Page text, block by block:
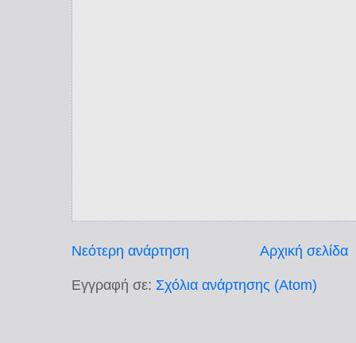
Νεότερη ανάρτηση Αρχική σελίδα
Εγγραφή σε: Σχόλια ανάρτησης (Atom)